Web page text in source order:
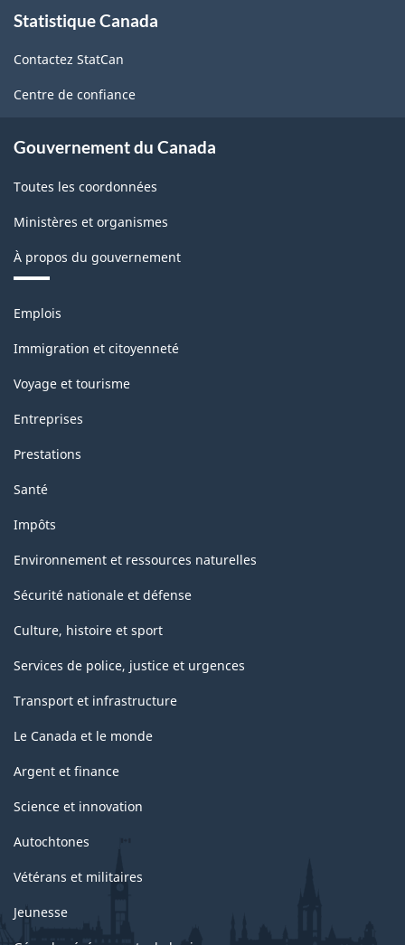
propos
ce
site
Statistique Canada
Contactez StatCan
Centre de confiance
Gouvernement du Canada
Toutes les coordonnées
Ministères et organismes
À propos du gouvernement
Thèmes
sujets
Emplois
Immigration et citoyenneté
Voyage et tourisme
Entreprises
Prestations
Santé
Impôts
Environnement et ressources naturelles
Sécurité nationale et défense
Culture, histoire et sport
Services de police, justice et urgences
Transport et infrastructure
Le Canada et le monde
Argent et finance
Science et innovation
Autochtones
Vétérans et militaires
Jeunesse